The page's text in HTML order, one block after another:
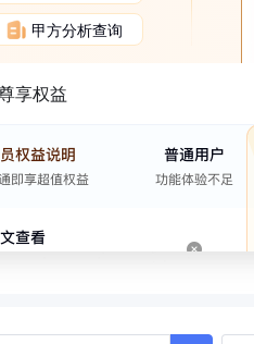
甲方分析查询
享权益